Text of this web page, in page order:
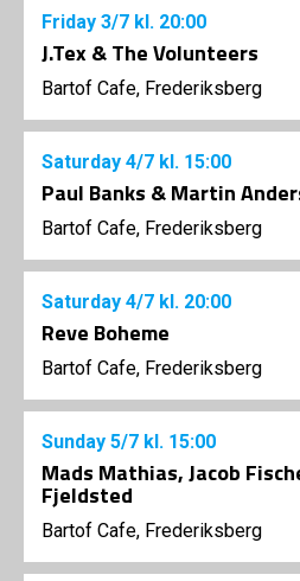
Friday 3/7 kl. 20:00
J.Tex & The Volunteers
Bartof Cafe, Frederiksberg
Saturday 4/7 kl. 15:00
Paul Banks & Martin
Bartof Cafe, Frederiksberg
Saturday 4/7 kl. 20:00
Reve Boheme
Bartof Cafe, Frederiksberg
Sunday 5/7 kl. 15:00
Mads Mathias, Jacob
Fjeldsted
Bartof Cafe, Frederiksberg